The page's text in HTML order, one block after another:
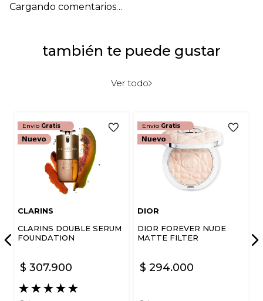
Cargando comentarios…
también te puede gustar
Ver todo
Envío Gratis
CLARINS
CLARINS DOUBLE SERUM
FOUNDATION
$ 307.900
★★★★★
Envío Gratis
DIOR
DIOR FOREVER NUDE
MATTE FILTER
$ 294.000